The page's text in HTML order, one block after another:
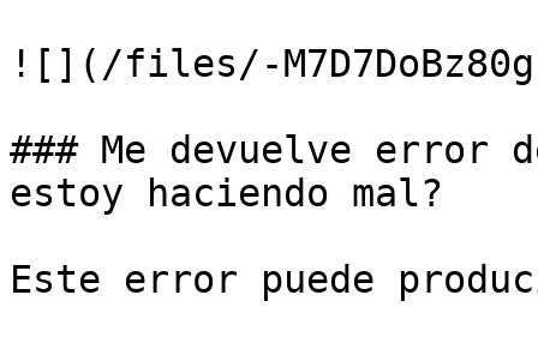
![](/files/-
### Me devuelve error
estoy haciendo mal?
Este error puede